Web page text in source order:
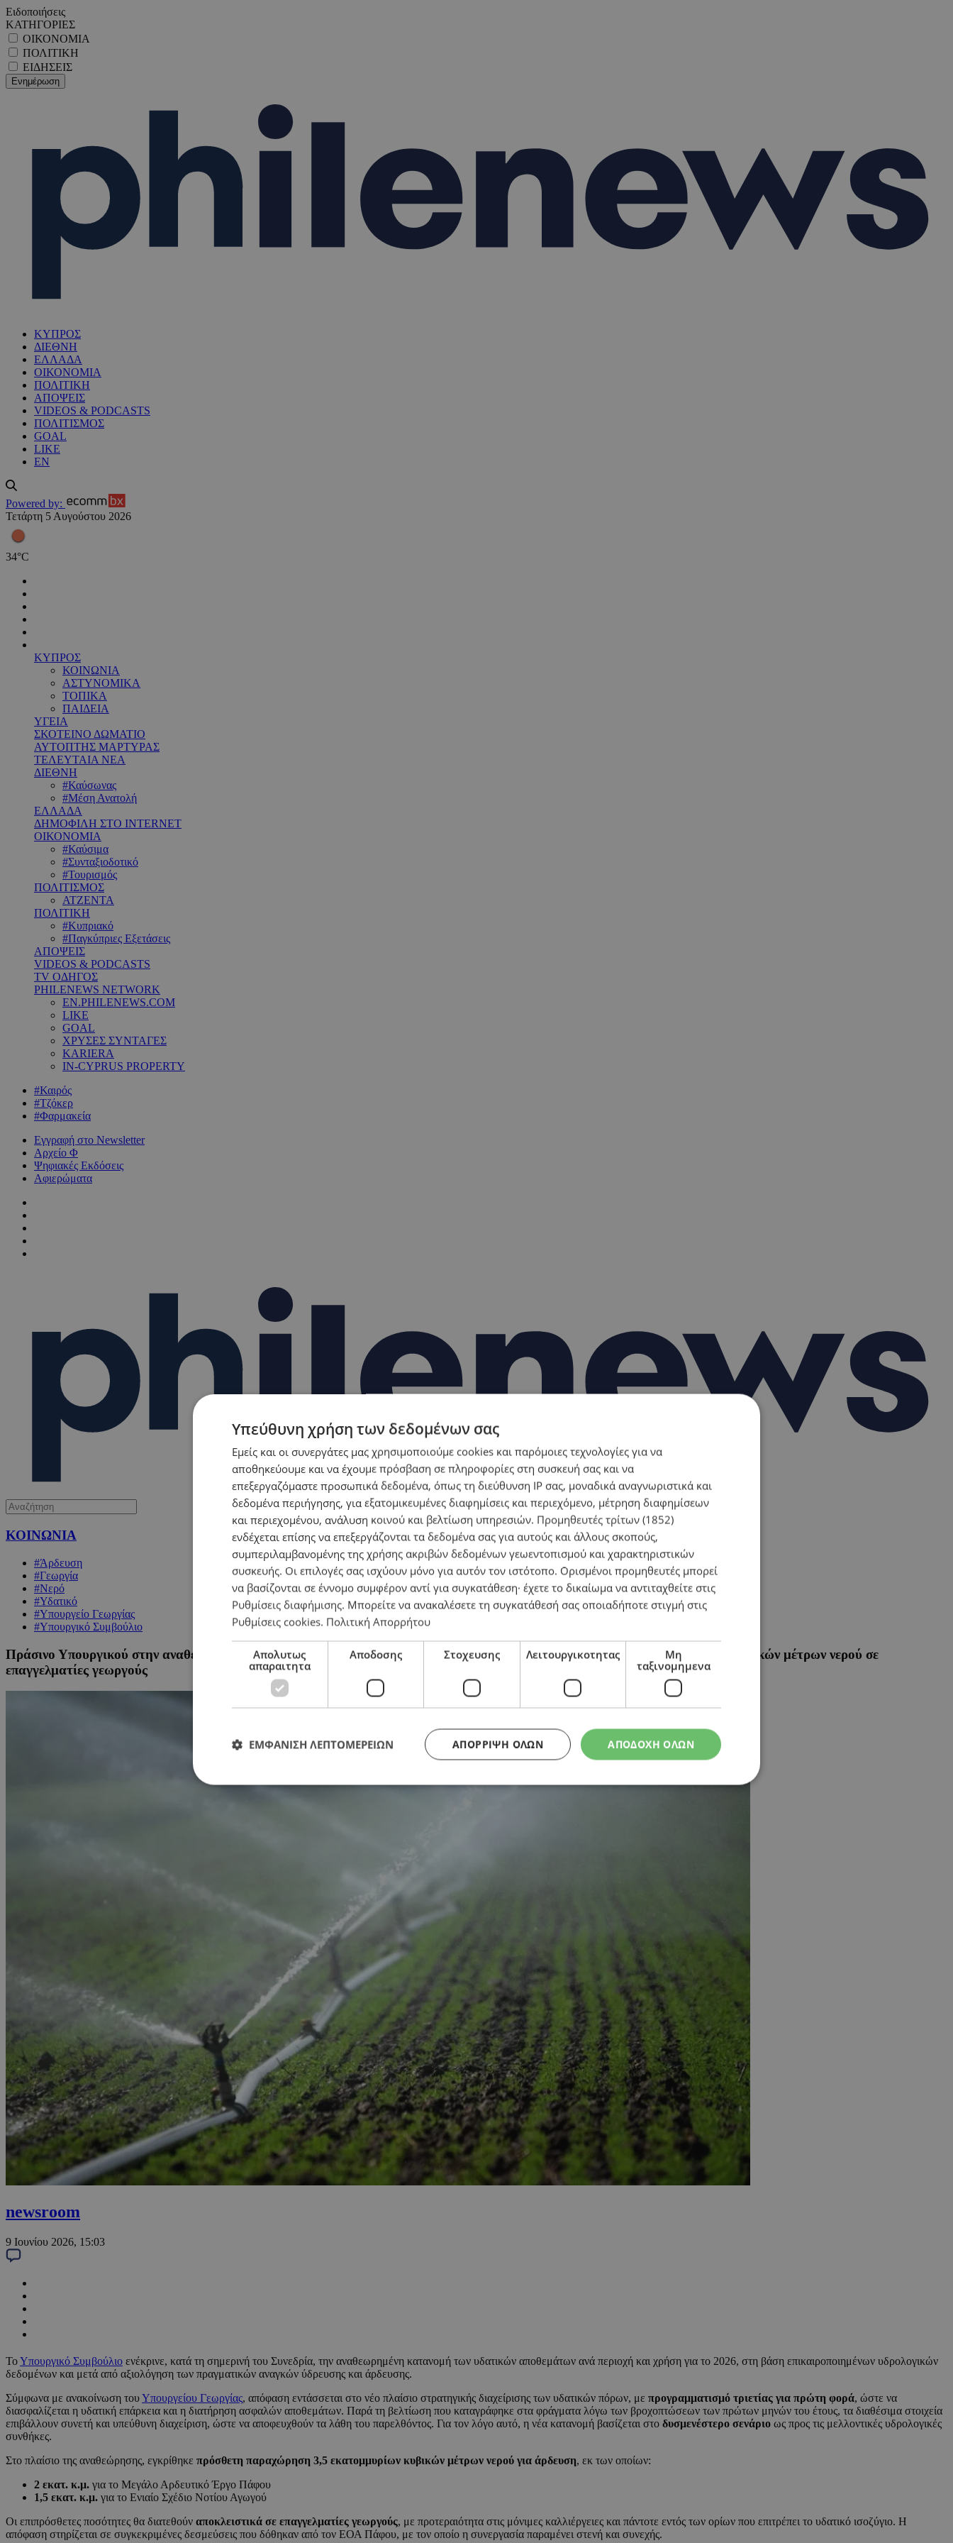
Ειδοποιήσεις
ΚΑΤΗΓΟΡΙΕΣ
ΟΙΚΟΝΟΜΙΑ
ΠΟΛΙΤΙΚΗ
ΕΙΔΗΣΕΙΣ
ΚΥΠΡΟΣ
ΔΙΕΘΝΗ
ΕΛΛΑΔΑ
ΟΙΚΟΝΟΜΙΑ
ΠΟΛΙΤΙΚΗ
ΑΠΟΨΕΙΣ
VIDEOS & PODCASTS
ΠΟΛΙΤΙΣΜΟΣ
GOAL
LIKE
EN
Powered by:
Τετάρτη 5 Αυγούστου 2026
34°C
ΚΥΠΡΟΣ
ΚΟΙΝΩΝΙΑ
ΑΣΤΥΝΟΜΙΚΑ
ΤΟΠΙΚΑ
ΠΑΙΔΕΙΑ
ΥΓΕΙΑ
ΣΚΟΤΕΙΝΟ ΔΩΜΑΤΙΟ
ΑΥΤΟΠΤΗΣ ΜΑΡΤΥΡΑΣ
ΤΕΛΕΥΤΑΙΑ ΝΕΑ
ΔΙΕΘΝΗ
#Καύσωνας
#Μέση Ανατολή
ΕΛΛΑΔΑ
ΔΗΜΟΦΙΛΗ ΣΤΟ INTERNET
ΟΙΚΟΝΟΜΙΑ
#Καύσιμα
#Συνταξιοδοτικό
#Τουρισμός
ΠΟΛΙΤΙΣΜΟΣ
ΑΤΖΕΝΤΑ
ΠΟΛΙΤΙΚΗ
#Κυπριακό
#Παγκύπριες Εξετάσεις
ΑΠΟΨΕΙΣ
VIDEOS & PODCASTS
TV ΟΔΗΓΟΣ
PHILENEWS NETWORK
EN.PHILENEWS.COM
LIKE
GOAL
ΧΡΥΣΕΣ ΣΥΝΤΑΓΕΣ
KARIERA
IN-CYPRUS PROPERTY
#Καιρός
#Τζόκερ
#Φαρμακεία
Εγγραφή στο Newsletter
Αρχείο Φ
Ψηφιακές Εκδόσεις
Αφιερώματα
ΚΟΙΝΩΝΙΑ
#Άρδευση
#Γεωργία
#Νερό
#Υδατικό
#Υπουργείο Γεωργίας
#Υπουργικό Συμβούλιο
Πράσινο Υπουργικού στην αναθεωρημένη κατανομή υδατικών αποθεμάτων για το 2026 – Επιπρόσθετες ποσότητες 3,5 εκατ. κυβικών μέτρων νερού σε
επαγγελματίες γεωργούς
newsroom
9 Ιουνίου 2026, 15:03
ΤοΥπουργικό Συμβούλιο ενέκρινε, κατά τη σημερινή του Συνεδρία, την αναθεωρημένη κατανομή των υδατικών αποθεμάτων ανά περιοχή και χρήση για το 2026, στη βάση επικαιροποιημένων υδρολογικών
δεδομένων και μετά από αξιολόγηση των πραγματικών αναγκών ύδρευσης και άρδευσης.
Σύμφωνα με ανακοίνωση τουΥπουργείου Γεωργίας, απόφαση εντάσσεται στο νέο πλαίσιο στρατηγικής διαχείρισης των υδατικών πόρων, με προγραμματισμό τριετίας για πρώτη φορά, ώστε να
διασφαλίζεται η υδατική επάρκεια και η διατήρηση ασφαλών αποθεμάτων. Παρά τη βελτίωση που καταγράφηκε στα φράγματα λόγω των βροχοπτώσεων των πρώτων μηνών του έτους, τα διαθέσιμα στοιχεία
επιβάλλουν συνετή και υπεύθυνη διαχείριση, ώστε να αποφευχθούν τα λάθη του παρελθόντος. Για τον λόγο αυτό, η νέα κατανομή βασίζεται στο δυσμενέστερο σενάριο ως προς τις μελλοντικές υδρολογικές
συνθήκες.
Στο πλαίσιο της αναθεώρησης, εγκρίθηκε πρόσθετη παραχώρηση 3,5 εκατομμυρίων κυβικών μέτρων νερού για άρδευση, εκ των οποίων:
2 εκατ. κ.μ. για το Μεγάλο Αρδευτικό Έργο Πάφου
1,5 εκατ. κ.μ. για το Ενιαίο Σχέδιο Νοτίου Αγωγού
Οι επιπρόσθετες ποσότητες θα διατεθούν αποκλειστικά σε επαγγελματίες γεωργούς, με προτεραιότητα στις μόνιμες καλλιέργειες και πάντοτε εντός των ορίων που επιτρέπει το υδατικό ισοζύγιο. Η
απόφαση στηρίζεται σε συγκεκριμένες δεσμεύσεις που δόθηκαν από τον ΕΟΑ Πάφου, με τον οποίο η συνεργασία παραμένει στενή και συνεχής.
Υπεύθυνη χρήση των δεδομένων σας
Εμείς και οι συνεργάτες μας χρησιμοποιούμε cookies και παρόμοιες τεχνολογίες για να
αποθηκεύουμε και να έχουμε πρόσβαση σε πληροφορίες στη συσκευή σας και να
επεξεργαζόμαστε προσωπικά δεδομένα, όπως τη διεύθυνση IP σας, μοναδικά αναγνωριστικά και
δεδομένα περιήγησης, για εξατομικευμένες διαφημίσεις και περιεχόμενο, μέτρηση διαφημίσεων
και περιεχομένου, ανάλυση κοινού και βελτίωση υπηρεσιών. Προμηθευτές τρίτων (1852)
ενδέχεται επίσης να επεξεργάζονται τα δεδομένα σας για αυτούς και άλλους σκοπούς,
συμπεριλαμβανομένης της χρήσης ακριβών δεδομένων γεωεντοπισμού και χαρακτηριστικών
συσκευής. Οι επιλογές σας ισχύουν μόνο για αυτόν τον ιστότοπο. Ορισμένοι προμηθευτές μπορεί
να βασίζονται σε έννομο συμφέρον αντί για συγκατάθεση· έχετε το δικαίωμα να αντιταχθείτε στις
Ρυθμίσεις διαφήμισης. Μπορείτε να ανακαλέσετε τη συγκατάθεσή σας οποιαδήποτε στιγμή στις
Ρυθμίσεις cookies. Πολιτική Απορρήτου
Απολυτως
απαραιτητα
Αποδοσης Στοχευσης Λειτουργικοτητας
Μη
ταξινομημενα
ΑΠΟΔΟΧΗ ΟΛΩΝ
ΑΠΌΡΡΙΨΗ ΌΛΩΝ
ΕΜΦΑΝΙΣΗ ΛΕΠΤΟΜΕΡΕΙΩΝ